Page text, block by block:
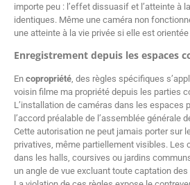
importe peu : l’effet dissuasif et l’atteinte à
identiques. Même une caméra non
une atteinte à la vie privée si elle est
Enregistrement depuis les espaces
En copropriété , des règles spécifiques
voisin filme ma propriété depuis les parties
L’installation de caméras dans les espaces
l’accord préalable de l’assemblée générale
Cette autorisation ne peut jamais porter sur
privatives, même partiellement visibles. Les
dans les halls, coursives ou jardins
un angle de vue excluant toute captation